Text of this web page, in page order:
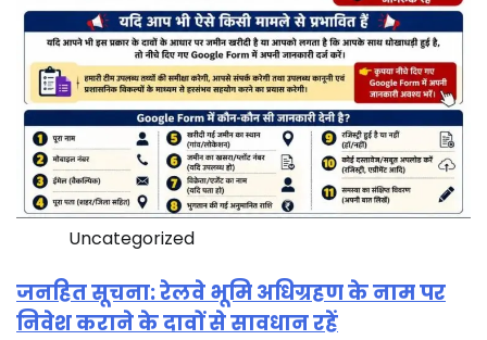
Uncategorized
जनहित सूचना: रेलवे भूमि अधिग्रहण के नाम पर
निवेश कराने के दावों से सावधान रहें